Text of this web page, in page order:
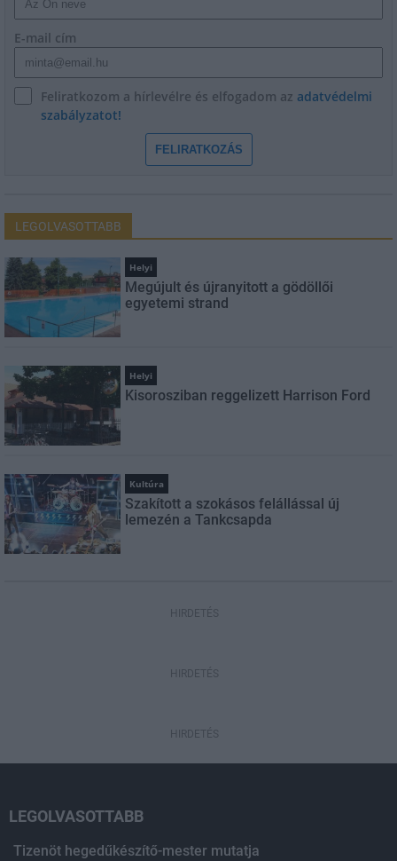
E-mail cím
Feliratkozom a hírlevélre és elfogadom az adatvédelmi
szabályzatot!
FELIRATKOZÁS
LEGOLVASOTTABB
Helyi
Megújult és újranyitott a gödöllői
egyetemi strand
Helyi
Kisorosziban reggelizett Harrison Ford
Kultúra
Szakított a szokásos felállással új
lemezén a Tankcsapda
HIRDETÉS
HIRDETÉS
HIRDETÉS
LEGOLVASOTTABB
Tizenöt hegedűkészítő-mester mutatja